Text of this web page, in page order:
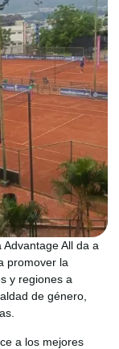
All da a
promover la
y regiones a
de género,
a los mejores